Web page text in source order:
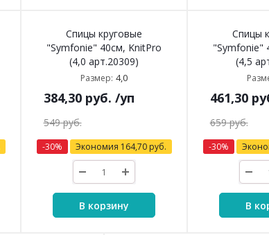
Спицы круговые
"Symfonie" 40см, KnitPro
(4,0 арт.20309)
Размер: 4,0
384,30руб. /уп
549руб.
-30% Экономия 164,70руб.
В корзину
Спицы
"Symfonie"
(4,5
461,30
659руб.
-30%
В